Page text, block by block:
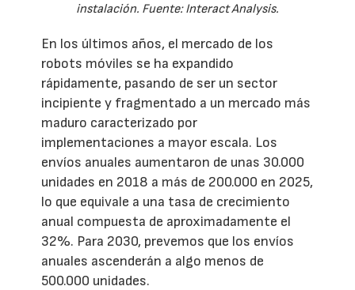
instalación. Fuente: Interact Analysis.
En los últimos años, el mercado de los
robots móviles se ha expandido
rápidamente, pasando de ser un sector
incipiente y fragmentado a un mercado más
maduro caracterizado por
implementaciones a mayor escala. Los
envíos anuales aumentaron de unas 30.000
unidades en 2018 a más de 200.000 en 2025,
lo que equivale a una tasa de crecimiento
anual compuesta de aproximadamente el
32%. Para 2030, prevemos que los envíos
anuales ascenderán a algo menos de
500.000 unidades.